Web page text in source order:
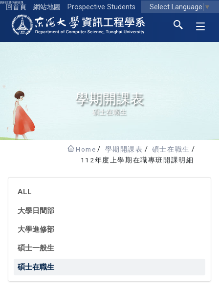
跳到主要內容區塊
回首頁 網站地圖 Prospective Students Select Language ▼
東海大學logo
學期開課表
碩士在職生
Home 學期開課表
碩士在職生
112年度上學期在職專班開課明細
ALL
大學日間部
大學進修部
碩士一般生
碩士在職生